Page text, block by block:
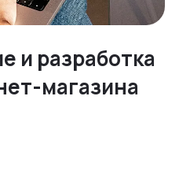
и разработка
магазина